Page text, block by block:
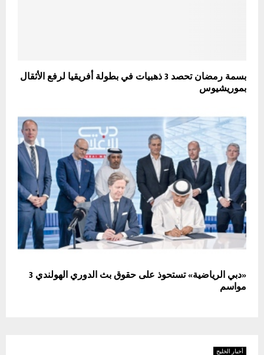
بسمة رمضان تحصد 3 ذهبيات في بطولة أفريقيا لرفع الأثقال
بموريشيوس
«دبي الرياضية» تستحوذ على حقوق بث الدوري الهولندي 3
مواسم
أخبار الخليج